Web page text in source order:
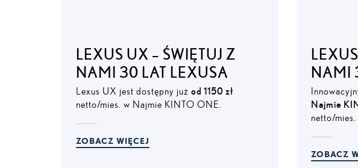
LEXUS UX – ŚWIĘTUJ Z
NAMI 30 LAT LEXUSA
Lexus UX jest dostępny już od 1150 zł
netto/mies. w Najmie KINTO ONE.
ZOBACZ WIĘCEJ
NAMI
Najmie
netto/mies.
ZOBACZ